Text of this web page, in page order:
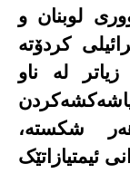
لوبنان و
کردۆتە
لە ناو
شکستە،
ئیمتیازاتێک